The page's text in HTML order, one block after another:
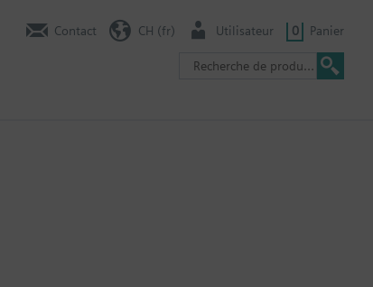
Contact CH (fr) Utilisateur 0 Panier